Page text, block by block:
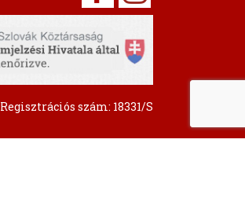
Regisztrációs szám: 18331/S